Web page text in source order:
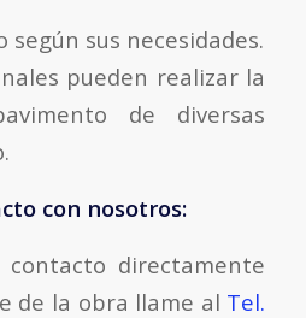
sus necesidades.
pueden realizar la
de diversas
con nosotros:
directamente
de la obra llame al Tel.